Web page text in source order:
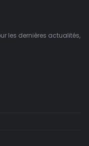
les dernières actualités,